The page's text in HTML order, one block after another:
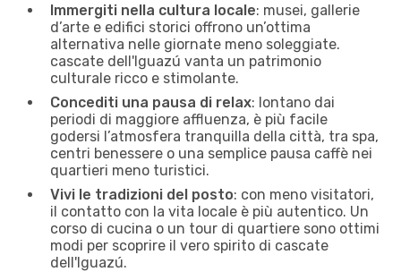
Immergiti nella cultura locale: musei, gallerie
d’arte e edifici storici offrono un’ottima
alternativa nelle giornate meno soleggiate.
cascate dell'Iguazú vanta un patrimonio
culturale ricco e stimolante.
Concediti una pausa di relax: lontano dai
periodi di maggiore affluenza, è più facile
godersi l’atmosfera tranquilla della città, tra spa,
centri benessere o una semplice pausa caffè nei
quartieri meno turistici.
Vivi le tradizioni del posto: con meno visitatori,
il contatto con la vita locale è più autentico. Un
corso di cucina o un tour di quartiere sono ottimi
modi per scoprire il vero spirito di cascate
dell'Iguazú.